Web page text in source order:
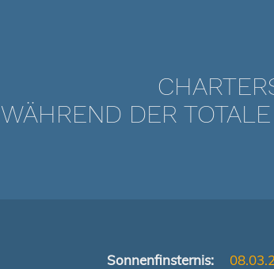
WÄHREND DER
Sonnenfinsternis: